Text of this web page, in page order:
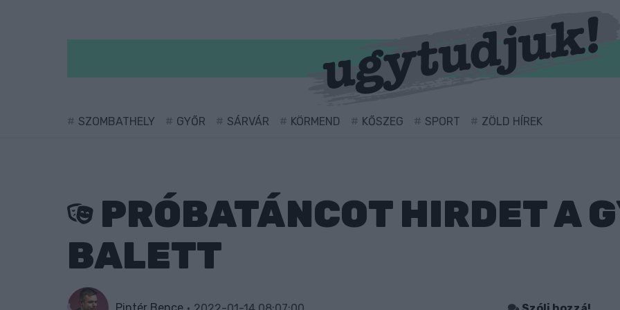
SZOMBATHELY GYŐR SÁRVÁR KÖRMEND KŐSZEG SPORT ZÖLD HÍREK
PRÓBATÁNCOT HIRDET A
BALETT
Pintér Bence